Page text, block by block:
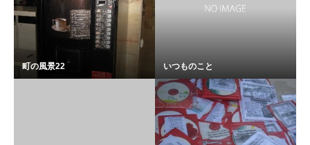
町の風景22 いつものこと